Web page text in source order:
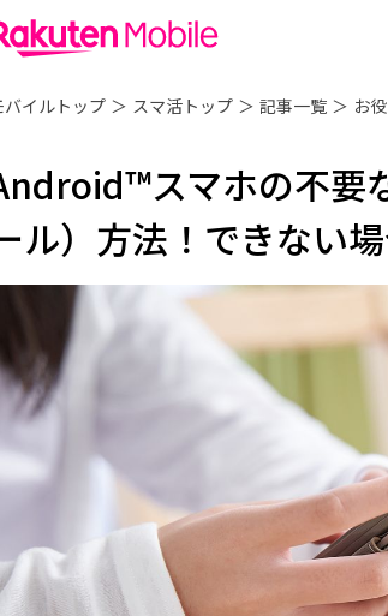
バイルトップ ＞ スマ活トップ ＞ 記事一覧 ＞ お
スマホの不要
ル）方法！できない